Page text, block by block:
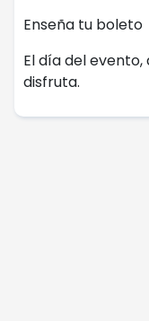
Enseña tu boleto
El día del
disfruta.